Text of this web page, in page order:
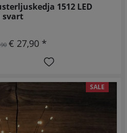
1512 LED
svart
€ 27,90 *
SALE